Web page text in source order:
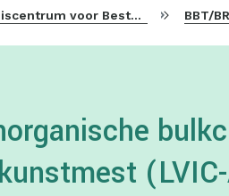
Beste Beschikbare Technieken BBT/